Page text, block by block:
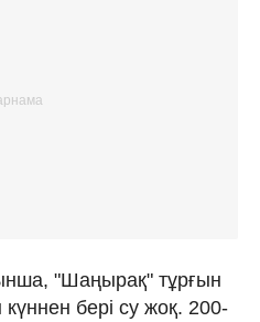
"Шаңырақ" тұрғын
бері су жоқ. 200-